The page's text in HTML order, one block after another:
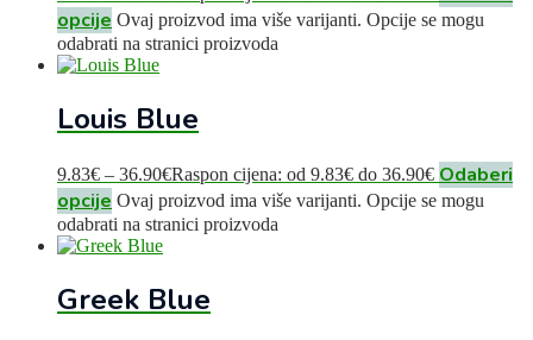
opcije Ovaj proizvod ima više varijanti. Opcije se mogu
odabrati na stranici proizvoda
Louis Blue
9.83€ – 36.90€Raspon cijena: od 9.83€ do 36.90€ Odaberi
opcije Ovaj proizvod ima više varijanti. Opcije se mogu
odabrati na stranici proizvoda
Greek Blue